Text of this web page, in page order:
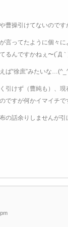
曹操引けてないので
言ってたように個々に
るんですかねぇ〜(´Д
ば“徐庶”みたいな
引けず（曹純も）、
ですが何かイマイチ
の話余りしませんが引